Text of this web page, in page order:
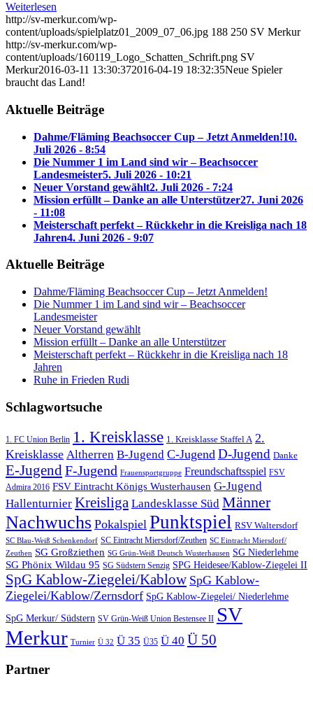
Weiterlesen
http://sv-merkur.com/wp-
content/uploads/spielplatz01_2009_07_06.jpg 188 250 SV Merkur
http://sv-merkur.com/wp-
content/uploads/160119_Logo_Schatten_Schrift.png SV
Merkur2016-03-11 13:30:372016-04-19 18:32:35Neue Spieler
braucht das Land!
Aktuelle Beiträge
Dahme/Fläming Beachsoccer Cup – Jetzt Anmelden!10.
Juli 2026 - 8:54
Die Nummer 1 im Land sind wir – Beachsoccer
Landesmeister5. Juli 2026 - 10:21
Neuer Vorstand gewählt2. Juli 2026 - 7:24
Mission erfüllt – Danke an alle Unterstützer27. Juni 2026
- 11:08
Meisterschaft perfekt – Rückkehr in die Kreisliga nach 18
Jahren4. Juni 2026 - 9:07
Aktuelle Beiträge
Dahme/Fläming Beachsoccer Cup – Jetzt Anmelden!
Die Nummer 1 im Land sind wir – Beachsoccer
Landesmeister
Neuer Vorstand gewählt
Mission erfüllt – Danke an alle Unterstützer
Meisterschaft perfekt – Rückkehr in die Kreisliga nach 18
Jahren
Ruhe in Frieden Rudi
Schlagwortsuche
1. FC Union Berlin 1. Kreisklasse 1. Kreisklasse Staffel A 2.
Kreisklasse Altherren B-Jugend C-Jugend D-Jugend Danke
E-Jugend F-Jugend Frauensportgruppe Freundschaftsspiel FSV
Admira 2016 FSV Eintracht Königs Wusterhausen G-Jugend
Hallenturnier Kreisliga Landesklasse Süd Männer
Nachwuchs Pokalspiel Punktspiel RSV Waltersdorf
SC Blau-Weiß Schenkendorf SC Eintracht Miersdorf/Zeuthen SC Eintracht Miersdorf/
Zeuthen SG Großziethen SG Grün-Weiß Deutsch Wusterhausen SG Niederlehme
SG Phönix Wildau 95 SG Südstern Senzig SPG Heidesee/Kablow-Ziegelei II
SpG Kablow-Ziegelei/Kablow SpG Kablow-
Ziegelei/Kablow/Zernsdorf SpG Kablow-Ziegelei/ Niederlehme
SpG Merkur/ Südstern SV Grün-Weiß Union Bestensee II SV
Merkur Turnier Ü 32 Ü 35 Ü35 Ü 40 Ü 50
Partner